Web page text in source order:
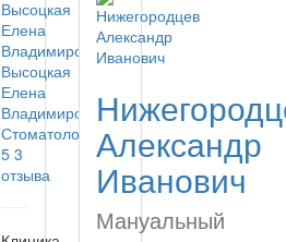
Высоцкая
Елена
Владимировна
Стоматолог
5 3
отзыва
Александр
Иванович
Мануальный